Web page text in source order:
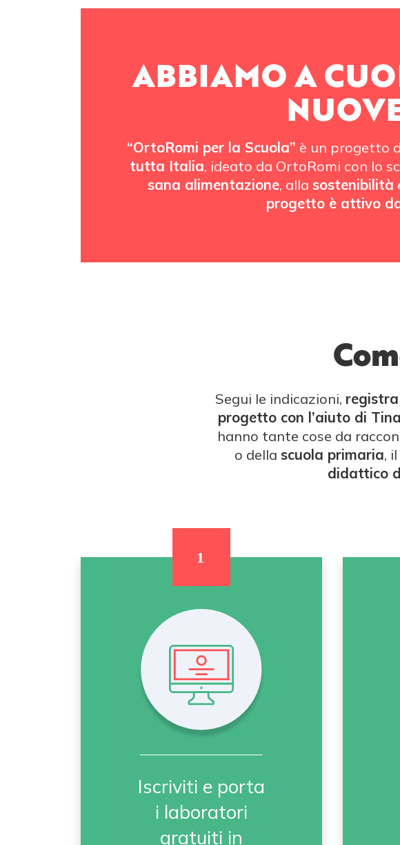
ABBIAMO A
“OrtoRomi per la Scuola” è un progetto
tutta Italia, ideato da OrtoRomi con lo
sana alimentazione, alla sostenibilità
progetto è attivo
Segui le indicazioni,
progetto con l’aiuto di
hanno tante cose da
o della scuola primaria,
didattico
Iscriviti e porta
i laboratori
gratuiti in